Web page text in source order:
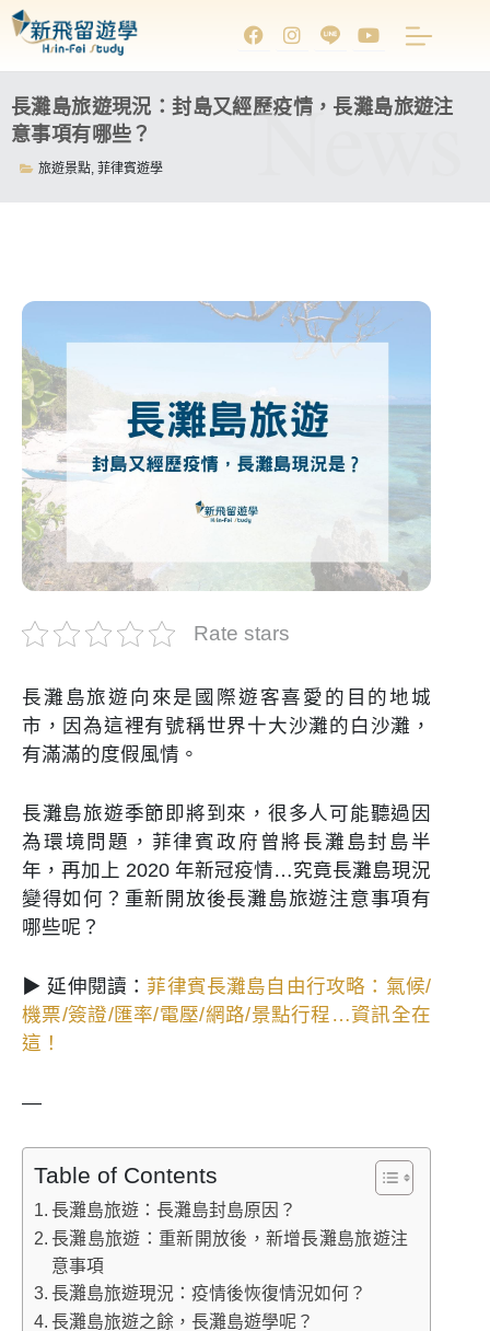
長灘島旅遊現況：封島又經歷疫情，長灘島旅遊注
意事項有哪些？
旅遊景點, 菲律賓遊學 News
Rate stars
長灘島旅遊向來是國際遊客喜愛的目的地城
市，因為這裡有號稱世界十大沙灘的白沙灘，
有滿滿的度假風情。
長灘島旅遊季節即將到來，很多人可能聽過因
為環境問題，菲律賓政府曾將長灘島封島半
年，再加上 2020 年新冠疫情…究竟長灘島現況
變得如何？重新開放後長灘島旅遊注意事項有
哪些呢？
▶ 延伸閱讀： 菲律賓長灘島自由行攻略：氣候/
機票/簽證/匯率/電壓/網路/景點行程…資訊全在
這！
—
Table of Contents
長灘島旅遊：長灘島封島原因？
長灘島旅遊：重新開放後，新增長灘島旅遊注
意事項
長灘島旅遊現況：疫情後恢復情況如何？
長灘島旅遊之餘，長灘島遊學呢？